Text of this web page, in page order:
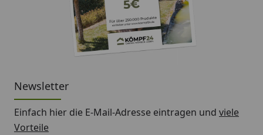
Newsletter
Einfach hier die E-Mail-Adresse eintragen und viele
Vorteile